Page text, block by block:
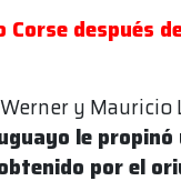
después
y
le
por el